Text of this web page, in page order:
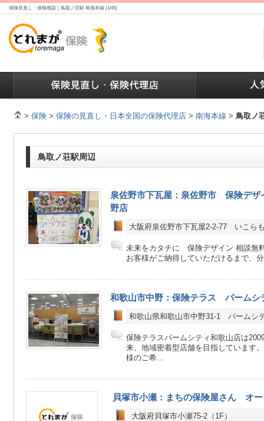
保険見直し・保険相談｜鳥取ノ荘駅 南海本線 (1/45)
> 保険 > 保険の見直し・日本全国の保険代理店 > 南海本線 > 鳥取ノ
鳥取ノ荘駅周辺
泉佐野市下瓦屋：泉佐野市 保険デ
野店
大阪府泉佐野市下瓦屋2-2-77 いこら
未来をカタチに 保険デザイン 相談無
お客様がご納得していただけるまで、
和歌山市中野：保険テラス パームシ
和歌山県和歌山市中野31-1 パームシ
保険テラスパームシティ和歌山店は
来、地域密着型店舗を目指しています
様のご希...
貝塚市小瀬：まちの保険屋さん オ
大阪府貝塚市小瀬75-2（1F）